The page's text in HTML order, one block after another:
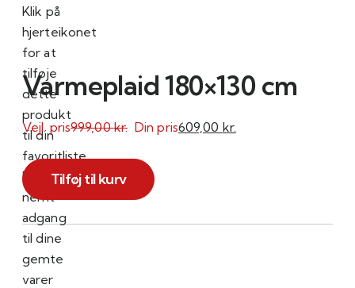
Klik på
hjerteikonet
for at
tilføje
dette
produkt
til din
favoritliste.
Få
nemt
adgang
til dine
gemte
varer
Varmeplaid 180×130 cm
Vejl. pris999,00kr. Din pris609,00 kr.
Varmeplaid
180x130
antal
Tilføj til kurv